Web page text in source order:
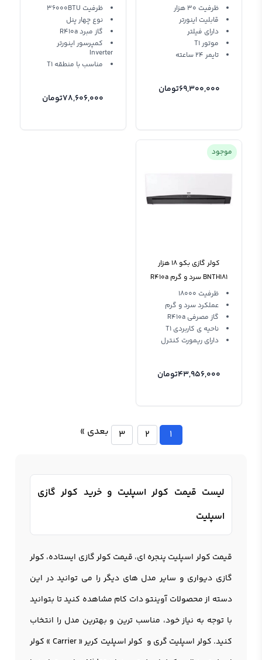
گرم BEKO BKM 210 XMOC
30
ظرفیت 30 هزار
قابلیت اینورتر
دارای فیلتر
موتور T1
تایمر 24 ساعته
69,300,000تومان
دیواری BKM 240 XMOC
ظرفیت 36000BTU
نوع چهار پنل
گاز مبرد R410a
کمپرسور اینورتر
Inverter
مناسب با منطقه T1
78,606,000تومان
موجود
کولر گازی بکو 18 هزار
BNTH181 سرد و گرم R410a
T1
ظرفیت 18000
عملکرد سرد و گرم
گاز مصرفی R410a
ناحیه ی کاربردی T1
دارای ریمورت کنترل
43,956,000تومان
1
2
3 بعدی »
لیست قیمت کولر اسپلیت و خرید کولر گازی
اسپلیت
قیمت کولر اسپلیت پنجره ای، قیمت کولر گازی ایستاده، کولر
گازی دیواری و سایر مدل های دیگر را می توانید در این
دسته از محصولات آوینتو دات کام مشاهده کنید تا بتوانید
با توجه به نیاز خود، مناسب ترین و بهترین مدل را انتخاب
کنید. کولر اسپلیت گری و کولر اسپلیت کریر « Carrier » کولر